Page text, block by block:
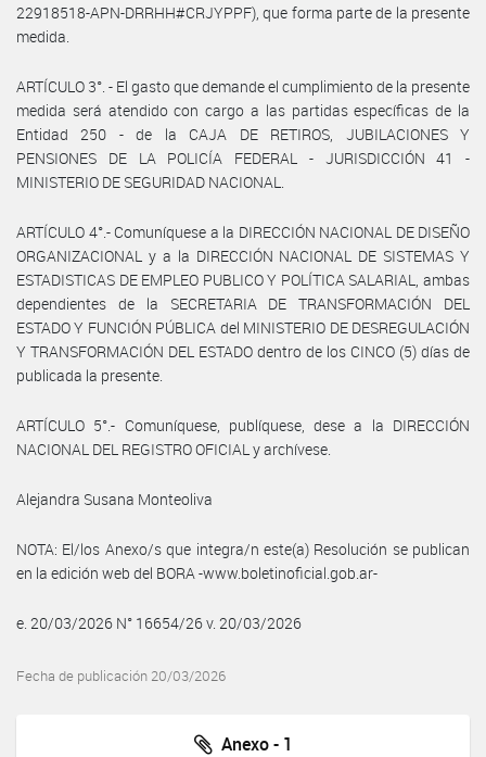
22918518-APN-DRRHH#CRJYPPF), que forma parte de la presente
medida.
ARTÍCULO 3°. - El gasto que demande el cumplimiento de la presente
medida será atendido con cargo a las partidas específicas de la
Entidad 250 - de la CAJA DE RETIROS, JUBILACIONES Y
PENSIONES DE LA POLICÍA FEDERAL - JURISDICCIÓN 41 -
MINISTERIO DE SEGURIDAD NACIONAL.
ARTÍCULO 4°.- Comuníquese a la DIRECCIÓN NACIONAL DE DISEÑO
ORGANIZACIONAL y a la DIRECCIÓN NACIONAL DE SISTEMAS Y
ESTADISTICAS DE EMPLEO PUBLICO Y POLÍTICA SALARIAL, ambas
dependientes de la SECRETARIA DE TRANSFORMACIÓN DEL
ESTADO Y FUNCIÓN PÚBLICA del MINISTERIO DE DESREGULACIÓN
Y TRANSFORMACIÓN DEL ESTADO dentro de los CINCO (5) días de
publicada la presente.
ARTÍCULO 5°.- Comuníquese, publíquese, dese a la DIRECCIÓN
NACIONAL DEL REGISTRO OFICIAL y archívese.
Alejandra Susana Monteoliva
NOTA: El/los Anexo/s que integra/n este(a) Resolución se publican
en la edición web del BORA -www.boletinoficial.gob.ar-
e. 20/03/2026 N° 16654/26 v. 20/03/2026
Fecha de publicación 20/03/2026
Anexo - 1